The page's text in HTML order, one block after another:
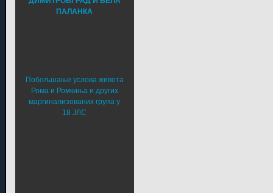
ПАЛАНКА
Побољшање услова живота
Рома и Ромкиња и других
маргинализованих група у
18 ЈЛС